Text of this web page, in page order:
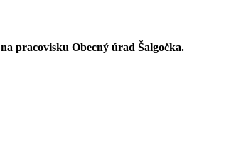
na pracovisku Obecný úrad Šalgočka.